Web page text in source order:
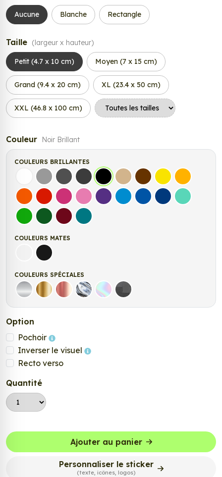
Aucune Blanche Rectangle
Taille (largeur x hauteur)
Petit (4.7 x 10 cm) Moyen (7 x 15 cm)
Grand (9.4 x 20 cm) XL (23.4 x 50 cm)
XXL (46.8 x 100 cm)
Couleur Noir Brillant
COULEURS BRILLANTES
Blanc Gris Gris FoncéGris Anthracite
Noir Beige Marron Jaune ClairJaune
OrangeRouge FuchsiaRose Violet Bleu clairBleu MoyenBleu FoncéBleu Vert
Vert clairVert FoncéBordeauxTurquoise
COULEURS MATES
Blanc matNoir mat
COULEURS SPÉCIALES
Argent Or Rose Gold
ChromeHolographique
Carbone Noir
Option
Pochoir
Inverser le visuel
Recto verso
Quantité
Ajouter au panier
Personnaliser le sticker
(texte, icônes, logos)